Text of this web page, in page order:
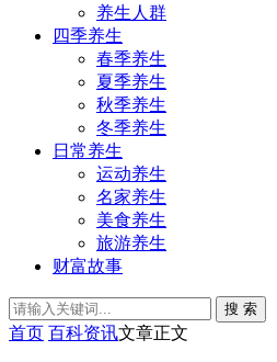
养生人群
四季养生
春季养生
夏季养生
秋季养生
冬季养生
日常养生
运动养生
名家养生
美食养生
旅游养生
财富故事
搜 索
首页 百科资讯文章正文